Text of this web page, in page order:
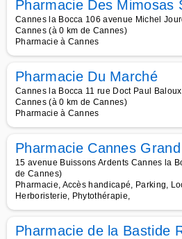
Pharmacie Des Mimosas
Cannes la Bocca 106 avenue Michel
Cannes (à 0 km de Cannes)
Pharmacie à Cannes
Pharmacie Du Marché
Cannes la Bocca 11 rue Doct Paul
Cannes (à 0 km de Cannes)
Pharmacie à Cannes
Pharmacie Cannes
15 avenue Buissons Ardents Cannes la
de Cannes)
Pharmacie, Accès handicapé, Parking,
Herboristerie, Phytothérapie,
Pharmacie de la Bastide